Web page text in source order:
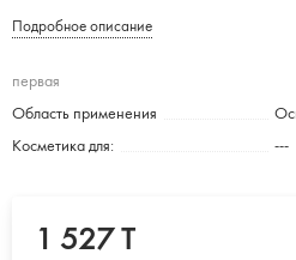
Подробное описание
первая
Область применения
Косметика для: ---
1 527 T